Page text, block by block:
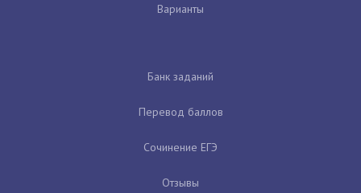
Варианты
Банк заданий
Перевод баллов
Сочинение ЕГЭ
Отзывы